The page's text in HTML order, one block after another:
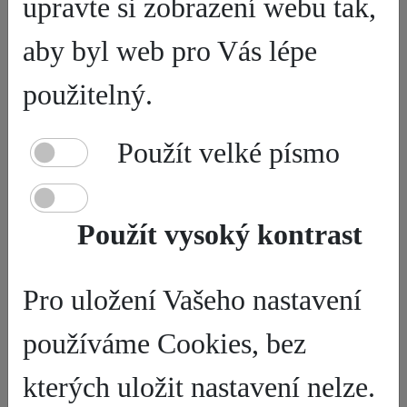
Přihlášení na portál STRAVA.cz číslo naší jídelny 6125
uživatelské jméno: jméno . příjmení např. jana.zdarova (
malá písmena, bez diakritiky) heslo= variabilní symbol
pro platbu např. ...
ZOBRAZIT CELÉ
PLATBY OBĚDŮ V HOTOVOSTI
Zveřejněno: 6.1.2025
měsíce a první 2 dny nového měsíce. Žádáme o dodržení
ZOBRAZIT CELÉ
upravte si zobrazení webu tak,
aby byl web pro Vás lépe
použitelný.
Použít velké písmo
Použít vysoký kontrast
Pro uložení Vašeho nastavení
používáme Cookies, bez
kterých uložit nastavení nelze.